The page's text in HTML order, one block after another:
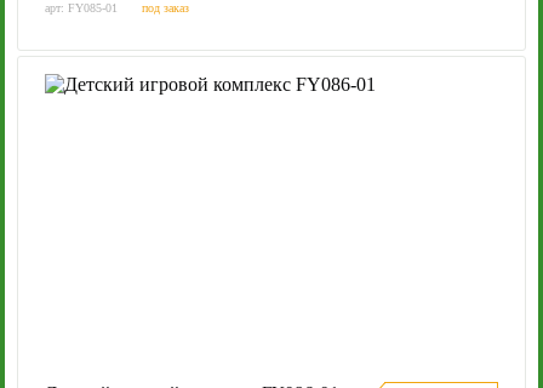
арт: FY085-01 под заказ